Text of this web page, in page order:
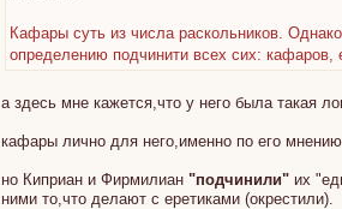
Кафары суть из числа раскольников.
определению подчинити всех сих: кафаров,
а здесь мне кажется,что у него была такая
кафары лично для него,именно по его
но Киприан и Фирмилиан "подчинили" их
ними то,что делают с еретиками (окрестили).